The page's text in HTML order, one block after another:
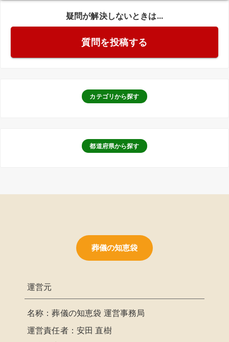
外料金がかかるとも言われています。 実際には、どの条件でどの火
葬場が使えるのか、火葬料はいくらになるのかがよく分かりませ
ん。また、直葬の場合の総額の目安や、安置日数が延びた場合の追
疑問が解決しないときは...
質問を投稿する
カテゴリから探す
都道府県から探す
葬儀の知恵袋
運営元
名称：葬儀の知恵袋 運営事務局
運営責任者：安田 直樹